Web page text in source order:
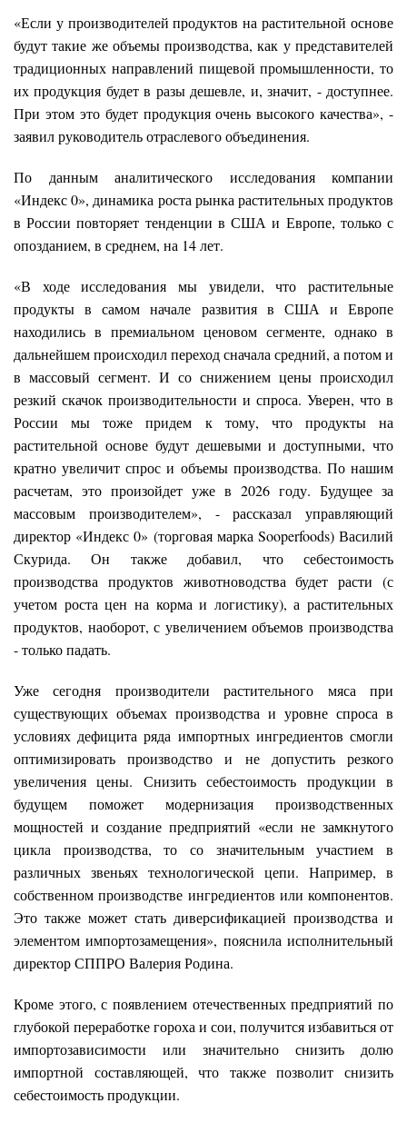
«Если у производителей продуктов на растительной основе
будут такие же объемы производства, как у представителей
традиционных направлений пищевой промышленности, то
их продукция будет в разы дешевле, и, значит, - доступнее.
При этом это будет продукция очень высокого качества», -
заявил руководитель отраслевого объединения.
По данным аналитического исследования компании
«Индекс 0», динамика роста рынка растительных продуктов
в России повторяет тенденции в США и Европе, только с
опозданием, в среднем, на 14 лет.
«В ходе исследования мы увидели, что растительные
продукты в самом начале развития в США и Европе
находились в премиальном ценовом сегменте, однако в
дальнейшем происходил переход сначала средний, а потом и
в массовый сегмент. И со снижением цены происходил
резкий скачок производительности и спроса. Уверен, что в
России мы тоже придем к тому, что продукты на
растительной основе будут дешевыми и доступными, что
кратно увеличит спрос и объемы производства. По нашим
расчетам, это произойдет уже в 2026 году. Будущее за
массовым производителем», - рассказал управляющий
директор «Индекс 0» (торговая марка Sooperfoods) Василий
Скурида. Он также добавил, что себестоимость
производства продуктов животноводства будет расти (с
учетом роста цен на корма и логистику), а растительных
продуктов, наоборот, с увеличением объемов производства
- только падать.
Уже сегодня производители растительного мяса при
существующих объемах производства и уровне спроса в
условиях дефицита ряда импортных ингредиентов смогли
оптимизировать производство и не допустить резкого
увеличения цены. Снизить себестоимость продукции в
будущем поможет модернизация производственных
мощностей и создание предприятий «если не замкнутого
цикла производства, то со значительным участием в
различных звеньях технологической цепи. Например, в
собственном производстве ингредиентов или компонентов.
Это также может стать диверсификацией производства и
элементом импортозамещения», пояснила исполнительный
директор СППРО Валерия Родина.
Кроме этого, с появлением отечественных предприятий по
глубокой переработке гороха и сои, получится избавиться от
импортозависимости или значительно снизить долю
импортной составляющей, что также позволит снизить
себестоимость продукции.